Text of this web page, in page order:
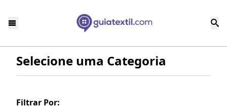
Selecione uma Categoria
Filtrar Por: